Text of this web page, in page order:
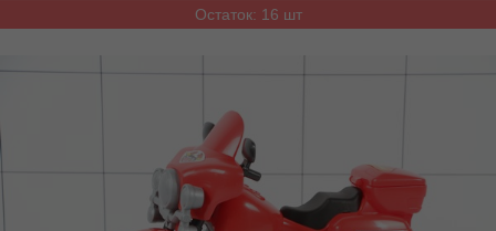
Остаток: 16 шт